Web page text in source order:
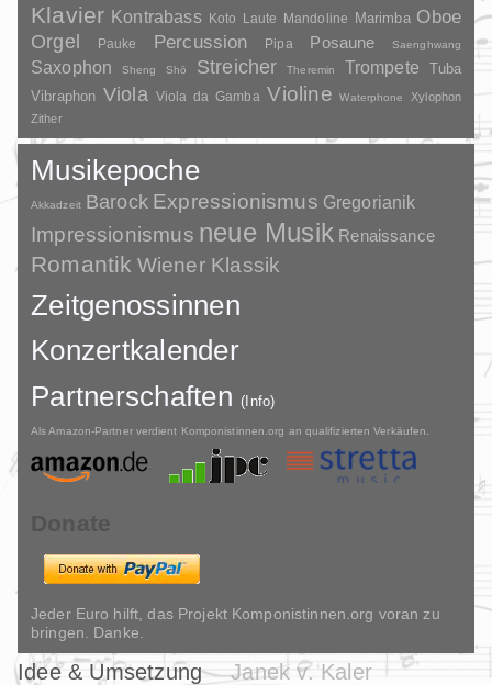
Klavier Kontrabass Koto Laute Mandoline Marimba Oboe
Orgel Pauke Percussion Pipa Posaune Saenghwang
Saxophon Sheng Shō Streicher Theremin Trompete
Tuba
Vibraphon Viola Viola da Gamba Violine Waterphone
Xylophon
Zither
Musikepoche
Akkadzeit Barock Expressionismus Gregorianik
Impressionismus neue Musik Renaissance
Romantik Wiener Klassik
Zeitgenossinnen
Konzertkalender
Partnerschaften(Info)
Als Amazon-Partner verdient Komponistinnen.org an qualifizierten Verkäufen.
Donate
Jeder Euro hilft, das Projekt Komponistinnen.org voran zu
bringen. Danke.
Idee & Umsetzung
Janek v. Kaler